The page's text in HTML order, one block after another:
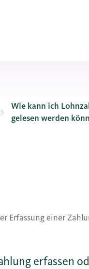
Wie kann ich
gelesen werden
nur mit
Erfassung einer
erfassen